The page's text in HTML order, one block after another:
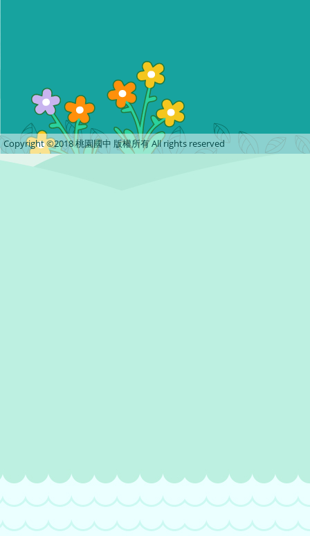
Copyright ©2018 桃園國中 版權所有 All rights reserved